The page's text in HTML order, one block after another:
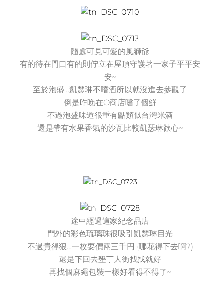
隨處可見可愛的風獅爺
有的待在門口有的則佇立在屋頂守護著一家子平平安
安~
至於泡盛…凱瑟琳不嗜酒所以就沒進去參觀了
倒是昨晚在O商店嚐了個鮮
不過泡盛味道很重有點類似台灣米酒
還是帶有水果香氣的沙瓦比較凱瑟琳歡心~
途中經過這家紀念品店
門外的彩色琉璃珠很吸引凱瑟琳目光
不過貴得狠…一枚要價兩三千円 (哪花得下去啊?)
還是下回去墾丁大街找找就好
再找個麻繩包裝一樣好看得不得了~